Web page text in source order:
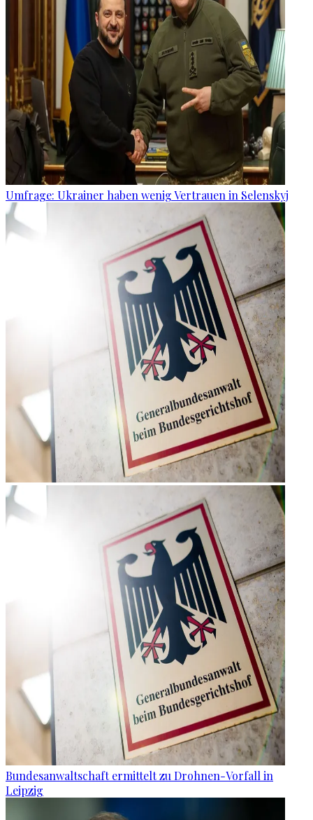
Umfrage: Ukrainer haben wenig Vertrauen in Selenskyj
Bundesanwaltschaft ermittelt zu Drohnen-Vorfall in
Leipzig